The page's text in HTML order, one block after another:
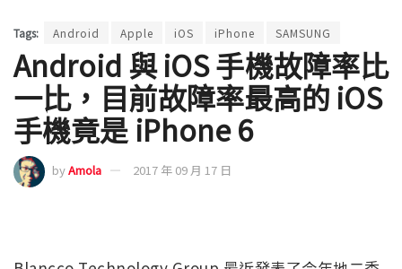
Tags: Android Apple iOS iPhone SAMSUNG
Android 與 iOS 手機故障率比
一比，目前故障率最高的 iOS
手機竟是 iPhone 6
byAmola 2017 年 09 月 17 日